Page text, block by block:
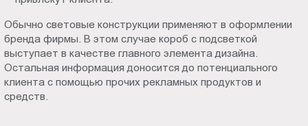
Обычно световые конструкции применяют в оформлении
бренда фирмы. В этом случае короб с подсветкой
выступает в качестве главного элемента дизайна.
Остальная информация доносится до потенциального
клиента с помощью прочих рекламных продуктов и
средств.